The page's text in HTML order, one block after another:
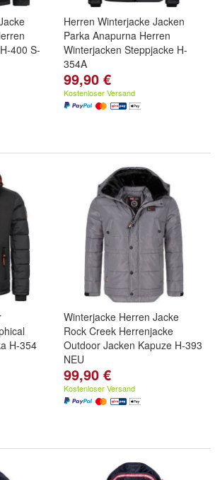
400 S-
Herren Winterjacke Jacken
Parka Anapurna Herren
Winterjacken Steppjacke H-
354A
99,90 €
Kostenloser Versand
H-354
Winterjacke Herren Jacke
Rock Creek Herrenjacke
Outdoor Jacken Kapuze H-393
NEU
99,90 €
Kostenloser Versand